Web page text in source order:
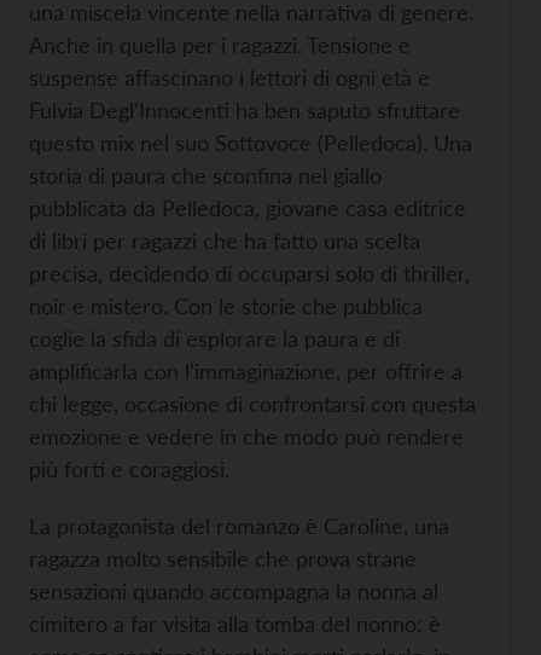
una miscela vincente nella narrativa di genere.
Anche in quella per i ragazzi. Tensione e
suspense affascinano i lettori di ogni età e
Fulvia Degl’Innocenti ha ben saputo sfruttare
questo mix nel suo Sottovoce (Pelledoca). Una
storia di paura che sconfina nel giallo
pubblicata da Pelledoca, giovane casa editrice
di libri per ragazzi che ha fatto una scelta
precisa, decidendo di occuparsi solo di thriller,
noir e mistero. Con le storie che pubblica
coglie la sfida di esplorare la paura e di
amplificarla con l’immaginazione, per offrire a
chi legge, occasione di confrontarsi con questa
emozione e vedere in che modo può rendere
più forti e coraggiosi.
La protagonista del romanzo è Caroline, una
ragazza molto sensibile che prova strane
sensazioni quando accompagna la nonna al
cimitero a far visita alla tomba del nonno: è